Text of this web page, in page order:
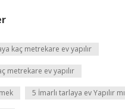
kaç metrekare ev yapılır
metrekare ev yapılır
5 İmarlı tarlaya ev Yapılır mı